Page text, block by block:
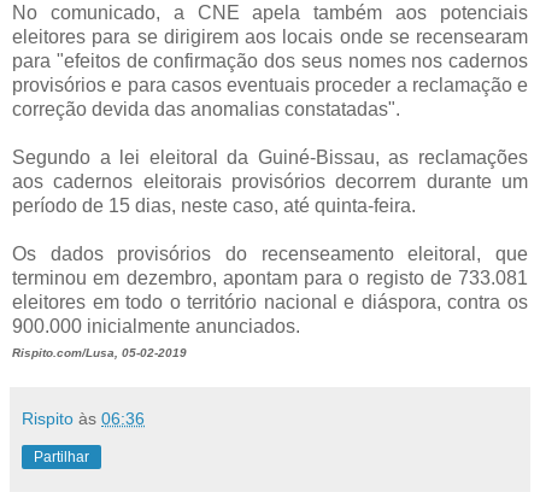
No comunicado, a CNE apela também aos potenciais
eleitores para se dirigirem aos locais onde se recensearam
para "efeitos de confirmação dos seus nomes nos cadernos
provisórios e para casos eventuais proceder a reclamação e
correção devida das anomalias constatadas".
Segundo a lei eleitoral da Guiné-Bissau, as reclamações
aos cadernos eleitorais provisórios decorrem durante um
período de 15 dias, neste caso, até quinta-feira.
Os dados provisórios do recenseamento eleitoral, que
terminou em dezembro, apontam para o registo de 733.081
eleitores em todo o território nacional e diáspora, contra os
900.000 inicialmente anunciados.
Rispito.com/Lusa, 05-02-2019
Rispito às 06:36
Partilhar